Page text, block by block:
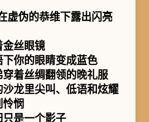
虚伪的恭维下露出闪亮
金丝眼镜
你的眼睛变成蓝色
着丝绸翻领的晚礼服
龙里尖叫、低语和炫耀
悯
是一个影子